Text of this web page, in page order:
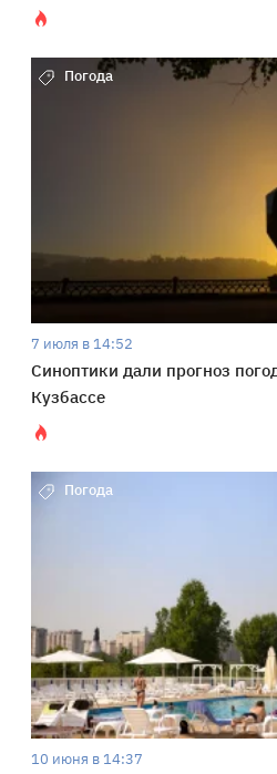
Погода
7 июля в 14:52
Синоптики дали прогноз
Кузбассе
Погода
10 июня в 14:37